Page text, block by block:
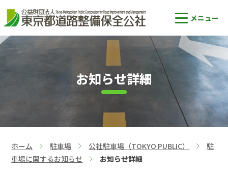
お知らせ詳細
ホーム
>
駐車場
>
公社駐車場（TOKYO PUBLIC）
駐
車場に関するお知らせ
お知らせ詳細